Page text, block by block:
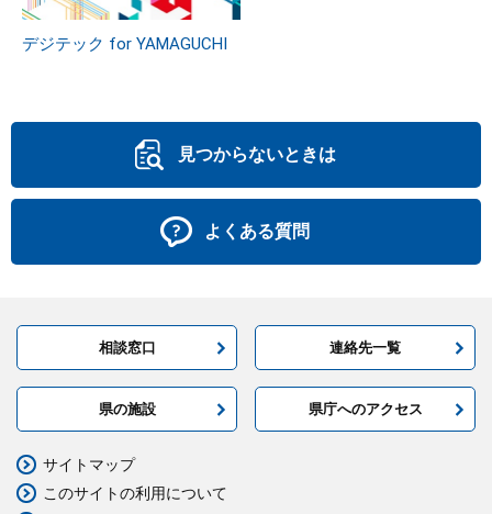
デジテック for YAMAGUCHI
見つからないときは
よくある質問
相談窓口 連絡先一覧
県の施設 県庁へのアクセス
サイトマップ
このサイトの利用について